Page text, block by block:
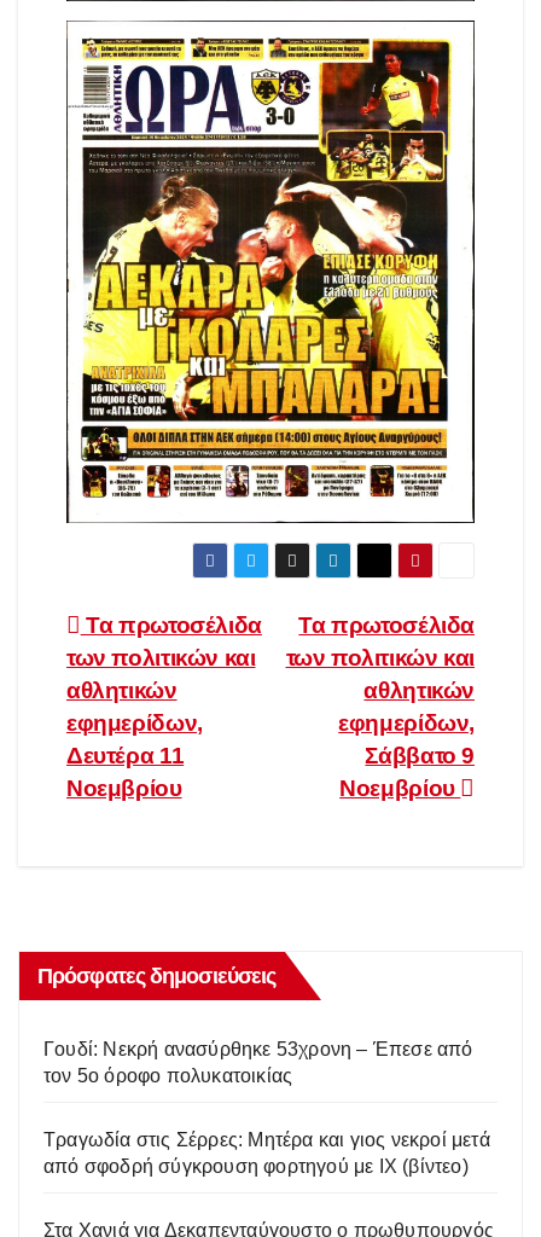
Πλοήγηση
άρθρων
Τα πρωτοσέλιδα
των πολιτικών και
αθλητικών
εφημερίδων,
Σάββατο 9
Νοεμβρίου
Τα πρωτοσέλιδα
των πολιτικών και
αθλητικών
εφημερίδων,
Δευτέρα 11
Νοεμβρίου
Πρόσφατες δημοσιεύσεις
Γουδί: Νεκρή ανασύρθηκε 53χρονη – Έπεσε από
τον 5ο όροφο πολυκατοικίας
Tραγωδία στις Σέρρες: Μητέρα και γιος νεκροί μετά
από σφοδρή σύγκρουση φορτηγού με ΙΧ (βίντεο)
Στα Χανιά για Δεκαπενταύγουστο ο πρωθυπουργός